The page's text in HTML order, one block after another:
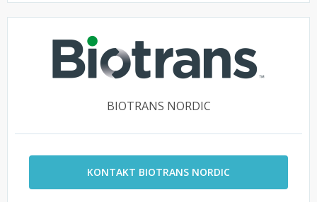
BIOTRANS NORDIC
KONTAKT BIOTRANS NORDIC